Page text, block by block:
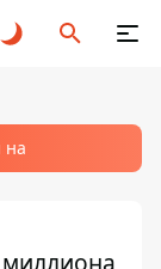
на
миллиона